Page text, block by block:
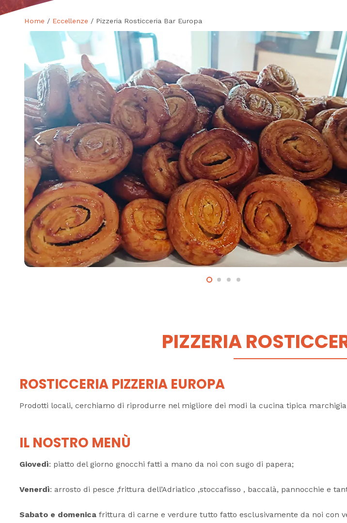
Home / Eccellenze / Pizzeria Rosticceria Bar Europa
PIZZERIA
ROSTICCERIA PIZZERIA EUROPA
Prodotti locali, cerchiamo di riprodurre nel migliore dei modi la cucina tipica
IL NOSTRO MENÙ
Giovedì: piatto del giorno gnocchi fatti a mano da noi con sugo di papera;
Venerdì: arrosto di pesce ,frittura dell’Adriatico ,stoccafisso , baccalà, pannocchie e
Sabato e domenica frittura di carne e verdure tutto fatto esclusivamente da noi con